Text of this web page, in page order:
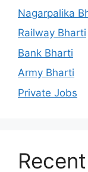
Nagarpalika
Railway Bharti
Bank Bharti
Army Bharti
Private Jobs